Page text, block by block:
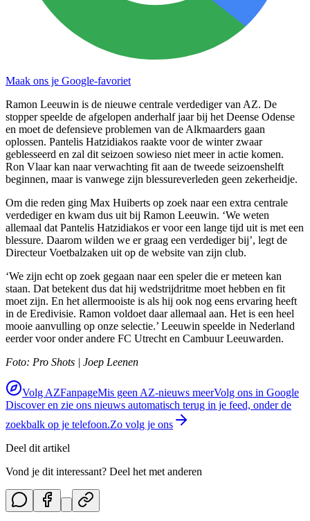
Maak ons je Google-favoriet
Ramon Leeuwin is de nieuwe centrale verdediger van AZ. De
stopper speelde de afgelopen anderhalf jaar bij het Deense Odense
en moet de defensieve problemen van de Alkmaarders gaan
oplossen. Pantelis Hatzidiakos raakte voor de winter zwaar
geblesseerd en zal dit seizoen sowieso niet meer in actie komen.
Ron Vlaar kan naar verwachting fit aan de tweede seizoenshelft
beginnen, maar is vanwege zijn blessureverleden geen zekerheidje.
Om die reden ging Max Huiberts op zoek naar een extra centrale
verdediger en kwam dus uit bij Ramon Leeuwin. ‘We weten
allemaal dat Pantelis Hatzidiakos er voor een lange tijd uit is met een
blessure. Daarom wilden we er graag een verdediger bij’, legt de
Directeur Voetbalzaken uit op de website van zijn club.
‘We zijn echt op zoek gegaan naar een speler die er meteen kan
staan. Dat betekent dus dat hij wedstrijdritme moet hebben en fit
moet zijn. En het allermooiste is als hij ook nog eens ervaring heeft
in de Eredivisie. Ramon voldoet daar allemaal aan. Het is een heel
mooie aanvulling op onze selectie.’ Leeuwin speelde in Nederland
eerder voor onder andere FC Utrecht en Cambuur Leeuwarden.
Foto: Pro Shots | Joep Leenen
Volg AZFanpageMis geen AZ-nieuws meerVolg ons in Google
Discover en zie ons nieuws automatisch terug in je feed, onder de
zoekbalk op je telefoon.Zo volg je ons
Deel dit artikel
Vond je dit interessant? Deel het met anderen